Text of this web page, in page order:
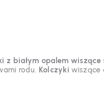
z białym opalem wiszące
rodu. Kolczyki wiszące